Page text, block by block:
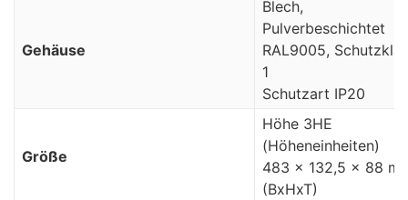
Gehäuse
Blech,
Pulverbeschichtet
RAL9005,
1
Schutzart IP20
Größe
Höhe 3HE
(Höheneinheiten)
483 x 132,5 x 88
(BxHxT)